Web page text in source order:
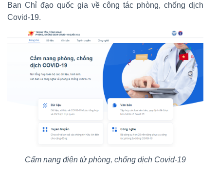
Ban Chỉ đạo quốc gia về công tác phòng, chống dịch
Covid-19.
Cẩm nang điện tử phòng, chống dịch Covid-19